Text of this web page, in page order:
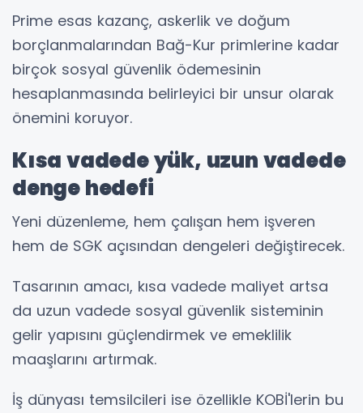
Prime esas kazanç, askerlik ve doğum
borçlanmalarından Bağ-Kur primlerine kadar
birçok sosyal güvenlik ödemesinin
hesaplanmasında belirleyici bir unsur olarak
önemini koruyor.
Kısa vadede yük, uzun vadede
denge hedefi
Yeni düzenleme, hem çalışan hem işveren
hem de SGK açısından dengeleri değiştirecek.
Tasarının amacı, kısa vadede maliyet artsa
da uzun vadede sosyal güvenlik sisteminin
gelir yapısını güçlendirmek ve emeklilik
maaşlarını artırmak.
İş dünyası temsilcileri ise özellikle KOBİ'lerin bu